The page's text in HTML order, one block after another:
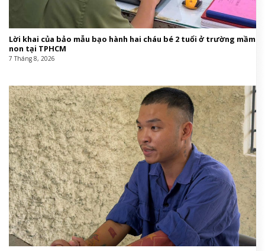
Lời khai của bảo mẫu bạo hành hai cháu bé 2 tuổi ở trường mầm
non tại TPHCM
7 Tháng 8, 2026